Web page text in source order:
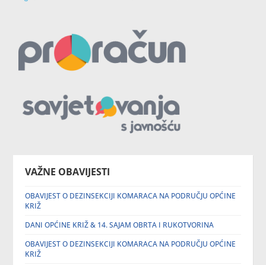
VAŽNE OBAVIJESTI
OBAVIJEST O DEZINSEKCIJI KOMARACA NA PODRUČJU OPĆINE
KRIŽ
DANI OPĆINE KRIŽ & 14. SAJAM OBRTA I RUKOTVORINA
OBAVIJEST O DEZINSEKCIJI KOMARACA NA PODRUČJU OPĆINE
KRIŽ